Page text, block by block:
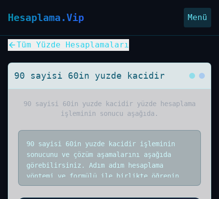
Hesaplama.Vip Menü
Tüm Yüzde Hesaplamaları
90 sayisi 60in yuzde kacidir
90 sayisi 60in yuzde kacidir yüzde hesaplama
işleminin sonucu aşağıda.
90 sayisi 60in yuzde kacidir işleminin
sonucunu ve çözüm aşamalarını aşağıda
görebilirsiniz. Adım adım hesaplama
yöntemi ve formülü ile birlikte öğrenin.